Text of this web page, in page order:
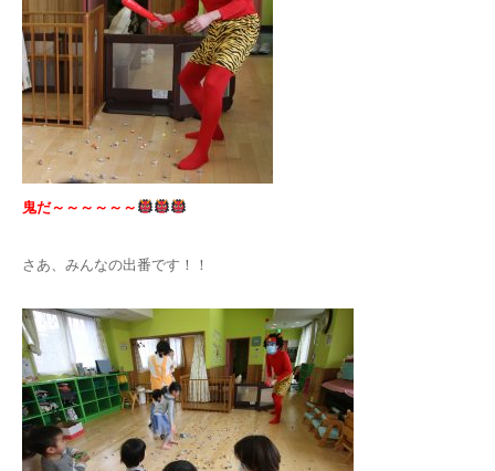
鬼だ～～～～～～
さあ、みんなの出番です！！